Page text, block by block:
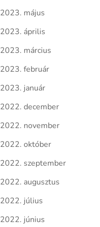
2023. május
2023. április
2023. március
2023. február
2023. január
2022. december
2022. november
2022. október
2022. szeptember
2022. augusztus
2022. július
2022. június